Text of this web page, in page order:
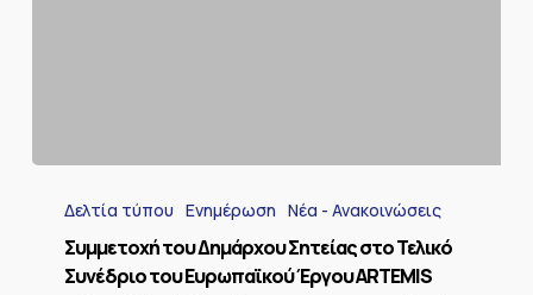
Δημάρχου
Σητείας
στο
Δελτία τύπου Ενημέρωση Νέα - Ανακοινώσεις
Συμμετοχή του Δημάρχου Σητείας στο Τελικό
Συνέδριο του Ευρωπαϊκού Έργου ARTEMIS